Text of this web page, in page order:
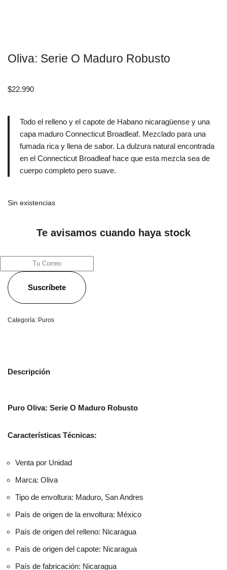
Oliva: Serie O Maduro Robusto
$22.990
Todo el relleno y el capote de Habano nicaragüense y una
capa maduro Connecticut Broadleaf. Mezclado para una
fumada rica y llena de sabor. La dulzura natural encontrada
en el Connecticut Broadleaf hace que esta mezcla sea de
cuerpo completo pero suave.
Sin existencias
Te avisamos cuando haya stock
Suscríbete
Categoría: Puros
Descripción
Puro Oliva: Serie O Maduro Robusto
Características Técnicas:
Venta por Unidad
Marca: Oliva
Tipo de envoltura: Maduro, San Andres
País de origen de la envoltura: México
País de origen del relleno: Nicaragua
País de origen del capote: Nicaragua
País de fabricación: Nicaragua